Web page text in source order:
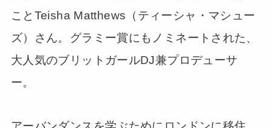
ことTeisha Matthews（ティーシャ・マシュー
ズ）さん。グラミー賞にもノミネートされた、
大人気のブリットガールDJ兼プロデューサ
ー。